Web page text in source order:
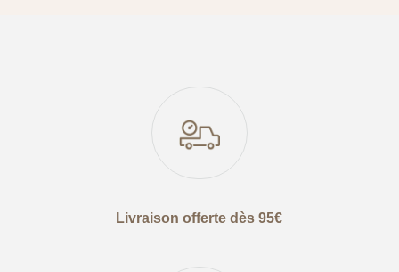
Livraison offerte dès 95€